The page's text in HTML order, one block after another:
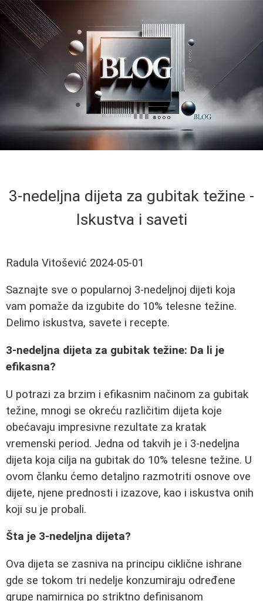
3-nedeljna dijeta za gubitak težine -
Iskustva i saveti
Radula Vitošević 2024-05-01
Saznajte sve o popularnoj 3-nedeljnoj dijeti koja
vam pomaže da izgubite do 10% telesne težine.
Delimo iskustva, savete i recepte.
3-nedeljna dijeta za gubitak težine: Da li je
efikasna?
U potrazi za brzim i efikasnim načinom za gubitak
težine, mnogi se okreću različitim dijeta koje
obećavaju impresivne rezultate za kratak
vremenski period. Jedna od takvih je i 3-nedeljna
dijeta koja cilja na gubitak do 10% telesne težine. U
ovom članku ćemo detaljno razmotriti osnove ove
dijete, njene prednosti i izazove, kao i iskustva onih
koji su je probali.
Šta je 3-nedeljna dijeta?
Ova dijeta se zasniva na principu ciklične ishrane
gde se tokom tri nedelje konzumiraju određene
grupe namirnica po striktno definisanom